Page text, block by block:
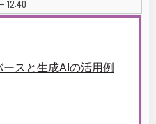
12:40
スと生成AIの活用例